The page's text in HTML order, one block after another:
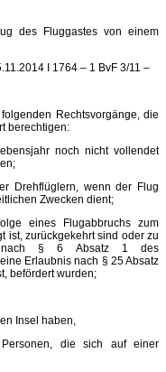
des Fluggastes von einem
I 1764 – 1 BvF 3/11 –
Rechtsvorgänge, die
berechtigen:
noch nicht vollendet
Drehflüglern, wenn der Flug
Zwecken dient;
eines Flugabbruchs zum
ist, zurückgekehrt sind oder zu
nach § 6 Absatz 1 des
Erlaubnis nach § 25 Absatz
befördert wurden;
Insel haben,
die sich auf einer